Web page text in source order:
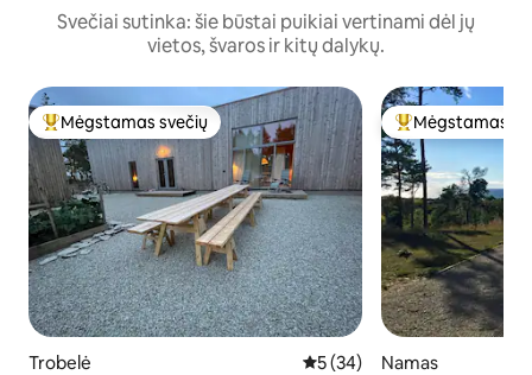
Svečiai sutinka: šie būstai puikiai vertinami dėl jų
vietos, švaros ir kitų dalykų.
Svečių mėgstamiausias
Mėgstamas svečių
Trobelė Vidutinis įvertinimas: 5 iš 5,
5 (34)
Svečių
Mėgstamas
Namas